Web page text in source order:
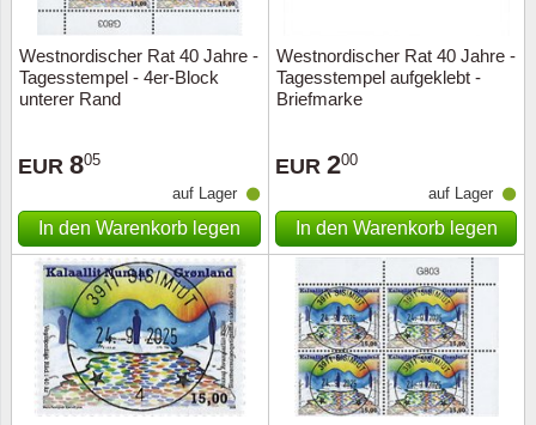
Westnordischer Rat 40 Jahre -
Tagesstempel - 4er-Block
unterer Rand
EUR 805
auf Lager
In den Warenkorb legen
Westnordischer Rat 40 Jahre -
Tagesstempel aufgeklebt -
Briefmarke
EUR 200
auf Lager
In den Warenkorb legen